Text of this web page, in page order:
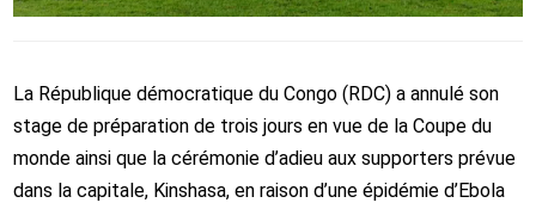
La République démocratique du Congo (RDC) a annulé son
stage de préparation de trois jours en vue de la Coupe du
monde ainsi que la cérémonie d’adieu aux supporters prévue
dans la capitale, Kinshasa, en raison d’une épidémie d’Ebola